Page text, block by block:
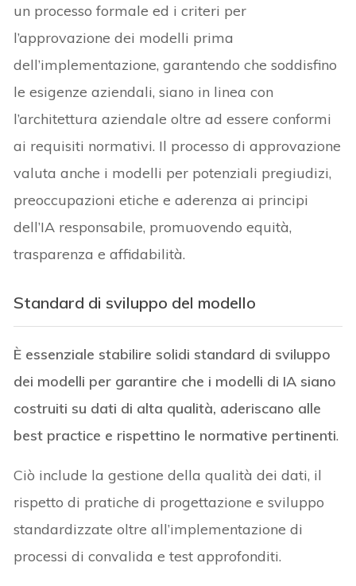
un processo formale ed i criteri per
l’approvazione dei modelli prima
dell’implementazione, garantendo che soddisfino
le esigenze aziendali, siano in linea con
l’architettura aziendale oltre ad essere conformi
ai requisiti normativi. Il processo di approvazione
valuta anche i modelli per potenziali pregiudizi,
preoccupazioni etiche e aderenza ai principi
dell’IA responsabile, promuovendo equità,
trasparenza e affidabilità.
Standard di sviluppo del modello
È essenziale stabilire solidi standard di sviluppo
dei modelli per garantire che i modelli di IA siano
costruiti su dati di alta qualità, aderiscano alle
best practice e rispettino le normative pertinenti.
Ciò include la gestione della qualità dei dati, il
rispetto di pratiche di progettazione e sviluppo
standardizzate oltre all’implementazione di
processi di convalida e test approfonditi.